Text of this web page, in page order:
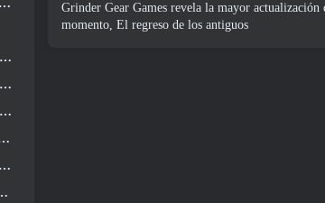
Grinder Gear Games revela la mayor
momento, El regreso de los antiguos